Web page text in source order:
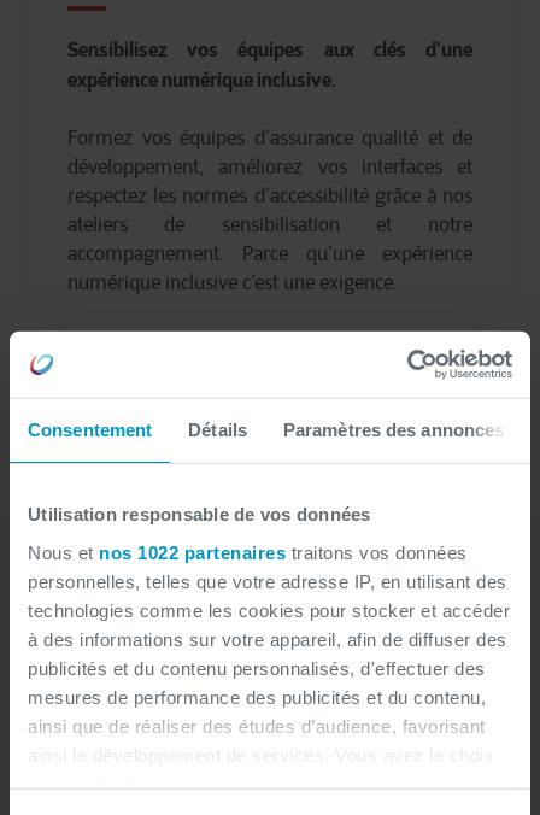
Consentement Détails Paramètres des annonces
Utilisation responsable de vos données
Nous et nos 1022 partenaires traitons vos données
personnelles, telles que votre adresse IP, en utilisant des
technologies comme les cookies pour stocker et accéder
à des informations sur votre appareil, afin de diffuser des
publicités et du contenu personnalisés, d'effectuer des
mesures de performance des publicités et du contenu,
ainsi que de réaliser des études d’audience, favorisant
ainsi le développement de services. Vous avez le choix
Sensibilisez vos équipes aux clés d’une
expérience numérique inclusive.
Formez vos équipes d’assurance qualité et de
développement, améliorez vos interfaces et
respectez les normes d’accessibilité grâce à nos
ateliers de sensibilisation et notre
accompagnement. Parce qu’une expérience
numérique inclusive c’est une exigence.